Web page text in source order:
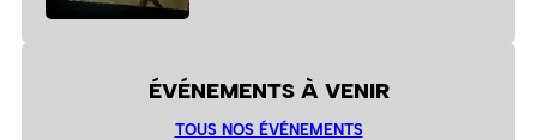
ÉVÉNEMENTS À VENIR
TOUS NOS ÉVÉNEMENTS